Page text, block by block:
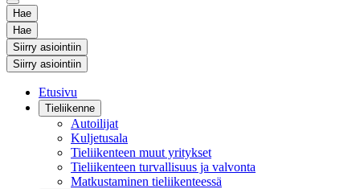
Hae
Hae
Siirry asiointiin
Siirry asiointiin
Etusivu
Tieliikenne
Autoilijat
Kuljetusala
Tieliikenteen muut yritykset
Tieliikenteen turvallisuus ja valvonta
Matkustaminen tieliikenteessä